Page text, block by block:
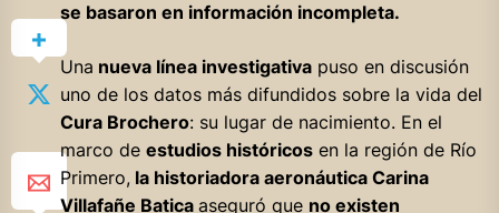
se basaron en información incompleta.
Una nueva línea investigativapuso en discusión
uno de los datos más difundidos sobre la vida del
Cura Brochero: su lugar de nacimiento. En el
marco de estudios históricosen la región de Río
Primero,la historiadora aeronáutica Carina
Villafañe Batica aseguró que no existen